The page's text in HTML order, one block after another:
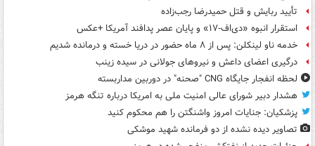
تأیید ربایش و قتل حمیدرضا رجب‌زاده
استقرار انبوه «دی‌اف‑۱۷» و پایان عصر پدافند آمریکا +عکس
خدمه ناو لینکلن: پس از ۸ ماه حضور در دریا خسته و درمانده‌ شدیم
درگیری اعضای داعش و نیروهای جولانی در سیده زینب
لحظه انفجار جایگاه CNG "صحنه" در دوربین مداربسته
هشدار دبیر شورای عالی امنیت ملی به امریکا درباره تنگه هرمز
پزشکیان: جنایات امروز واشنگتن را هم محکوم کنید
تصاویر دیده‌ نشده از دو فرمانده شهید موشکی